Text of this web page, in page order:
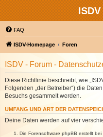
FAQ
ISDV-Homepage Foren
ISDV - Forum -
Diese Richtlinie beschreibt, wie
Folgenden „der Betreiber“) die
Besuchs gesammelt werden.
UMFANG UND ART DER
Deine Daten werden auf vier
Die Forensoftware phpBB erstellt